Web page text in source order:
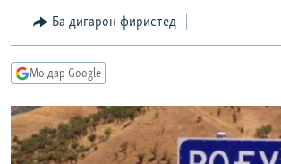
Ҷаҳиш
ҷустор
ОСИЁИ МАРКАЗӢ
МЕҲМОНИ ОЗОДӢ
ВАРЗИШ
ҶАНГ ДАР УКРАИНА
НАЗАРИ МАРДУМ
БЛОГИСТОН
ОЗОДӢ ОНЛАЙН
ЧАНДРАСОНАӢ
ВИДЕО
НИГОРИСТОН
РӮЙХАТҲО
КИТОБҲОИ ОЗОДӢ
Ба дигарон фиристед
Мо дар Google